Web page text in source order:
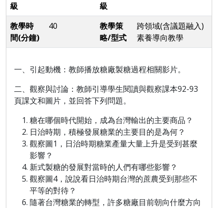
級
級
教學時
間(分鐘)
40
教學策
略/型式
跨領域(含議題融入)
素養導向教學
一、引起動機：教師播放糖廠製糖過程相關影片。
二、觀察與討論：教師引導學生閱讀與觀察課本92-93
頁課文和圖片，並回答下列問題。
糖在哪個時代開始，成為台灣輸出的主要商品？
日治時期，積極發展糖業的主要目的是為何？
觀察圖1，日治時期糖業產量大量上升是受到甚麼
影響？
新式製糖的發展對當時的人們有哪些影響？
觀察圖4，說說看日治時期台灣的蔗農受到那些不
平等的對待？
隨著台灣糖業的轉型，許多糖廠目前朝向什麼方向